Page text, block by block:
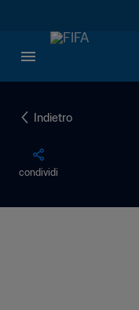
Indietro
condividi